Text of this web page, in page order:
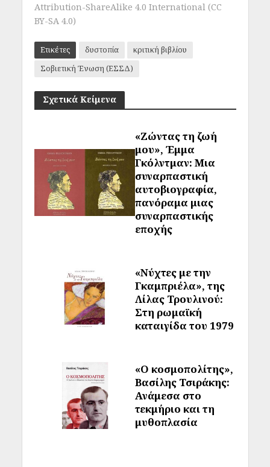
Attribution-ShareAlike 4.0 International (CC
BY-SA 4.0)
Ετικέτες δυστοπία
κριτική βιβλίου
Σοβιετική Ένωση (ΕΣΣΔ)
Σχετικά Κείμενα
«Ζώντας τη ζωή
μου», Έμμα
Γκόλντμαν: Μια
συναρπαστική
αυτοβιογραφία,
πανόραμα μιας
συναρπαστικής
εποχής
«Νύχτες με την
Γκαμπριέλα», της
Λίλας Τρουλινού:
Στη ρωμαϊκή
καταιγίδα του 1979
«Ο κοσμοπολίτης»,
Βασίλης Τσιράκης:
Ανάμεσα στο
τεκμήριο και τη
μυθοπλασία